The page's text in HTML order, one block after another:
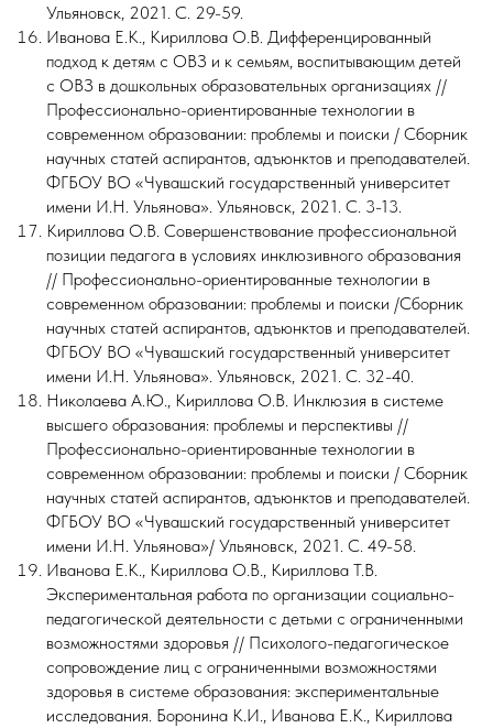
Ульяновск, 2021. С. 29-59.
Иванова Е.К., Кириллова О.В. Дифференцированный
подход к детям с ОВЗ и к семьям, воспитывающим детей
с ОВЗ в дошкольных образовательных организациях //
Профессионально-ориентированные технологии в
современном образовании: проблемы и поиски / Сборник
научных статей аспирантов, адъюнктов и преподавателей.
ФГБОУ ВО «Чувашский государственный университет
имени И.Н. Ульянова». Ульяновск, 2021. С. 3-13.
Кириллова О.В. Совершенствование профессиональной
позиции педагога в условиях инклюзивного образования
// Профессионально-ориентированные технологии в
современном образовании: проблемы и поиски /Сборник
научных статей аспирантов, адъюнктов и преподавателей.
ФГБОУ ВО «Чувашский государственный университет
имени И.Н. Ульянова». Ульяновск, 2021. С. 32-40.
Николаева А.Ю., Кириллова О.В. Инклюзия в системе
высшего образования: проблемы и перспективы //
Профессионально-ориентированные технологии в
современном образовании: проблемы и поиски / Сборник
научных статей аспирантов, адъюнктов и преподавателей.
ФГБОУ ВО «Чувашский государственный университет
имени И.Н. Ульянова»/ Ульяновск, 2021. С. 49-58.
Иванова Е.К., Кириллова О.В., Кириллова Т.В.
Экспериментальная работа по организации социально-
педагогической деятельности с детьми с ограниченными
возможностями здоровья // Психолого-педагогическое
сопровождение лиц с ограниченными возможностями
здоровья в системе образования: экспериментальные
исследования. Боронина К.И., Иванова Е.К., Кириллова